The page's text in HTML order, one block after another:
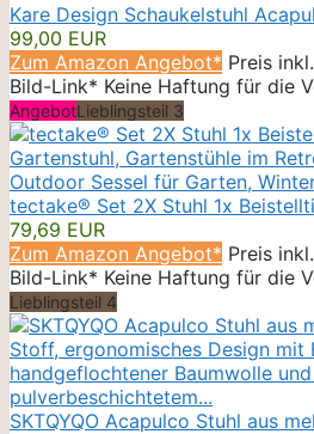
Kare Design Schaukelstuhl
99,00 EUR
Zum Amazon Angebot* Preis
Bild-Link* Keine Haftung für die
AngebotLieblingsteil 3
tectake® Set 2X Stuhl 1x
79,69 EUR
Zum Amazon Angebot* Preis
Bild-Link* Keine Haftung für die
Lieblingsteil 4
SKTQYQO Acapulco Stuhl aus